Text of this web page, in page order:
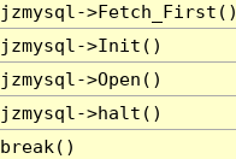
jzmysql-
jzmysql->Init()
jzmysql->Open()
jzmysql->halt()
break()